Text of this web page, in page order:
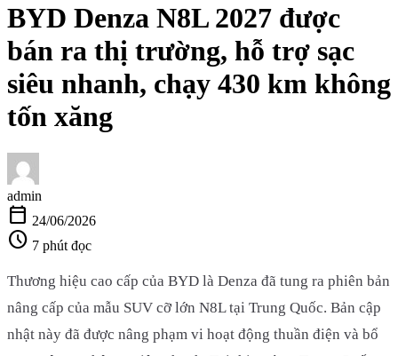
BYD Denza N8L 2027 được
bán ra thị trường, hỗ trợ sạc
siêu nhanh, chạy 430 km không
tốn xăng
admin
calendar_today 24/06/2026
schedule 7 phút đọc
Thương hiệu cao cấp của BYD là Denza đã tung ra phiên bản
nâng cấp của mẫu SUV cỡ lớn N8L tại Trung Quốc. Bản cập
nhật này đã được nâng phạm vi hoạt động thuần điện và bổ